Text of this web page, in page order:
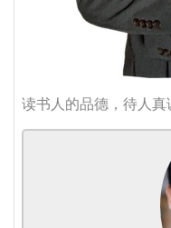
读书人的品德，待人真